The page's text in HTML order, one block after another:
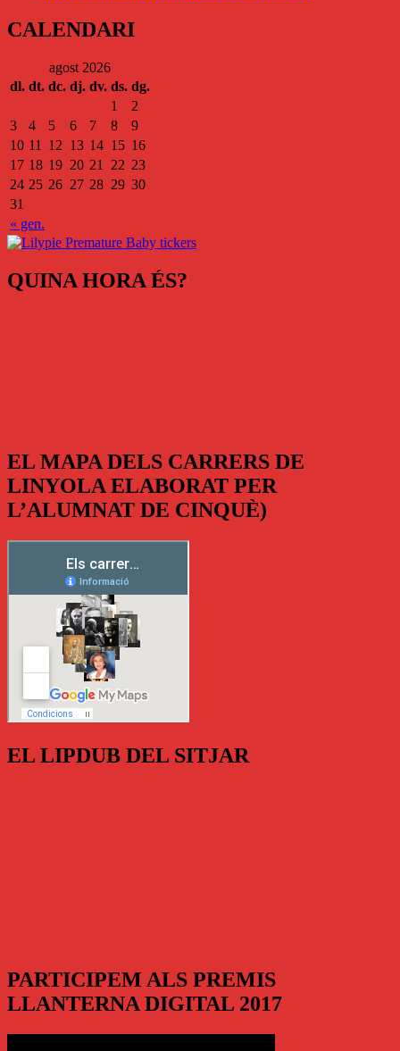
CALENDARI
agost 2026
dl. dt. dc. dj. dv. ds. dg.
« gen.
1
2
3
4 5 6 7 8
9
10 11 12 13 14 15 16
17 18 19 20 21 22 23
24 25 26 27 28 29 30
31
QUINA HORA ÉS?
EL MAPA DELS CARRERS DE
LINYOLA ELABORAT PER
L’ALUMNAT DE CINQUÈ)
EL LIPDUB DEL SITJAR
PARTICIPEM ALS PREMIS
LLANTERNA DIGITAL 2017